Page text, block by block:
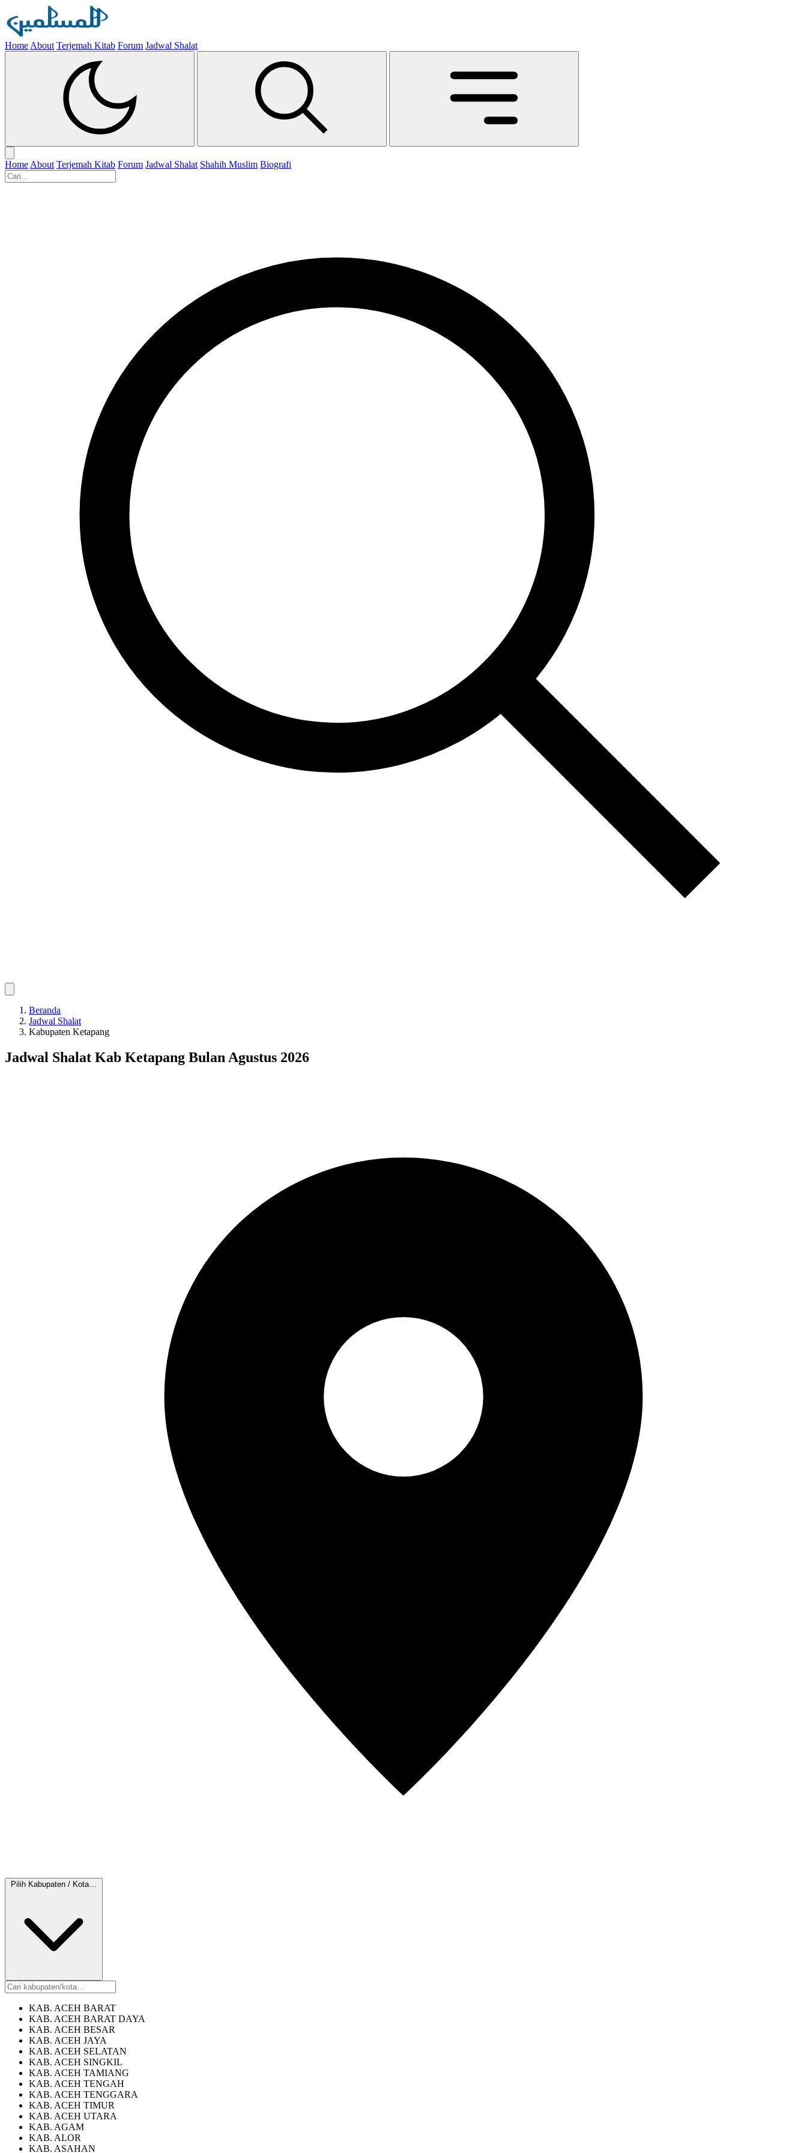
Home About Terjemah Kitab Forum Jadwal Shalat
Home About Terjemah Kitab Forum Jadwal Shalat Shahih Muslim Biografi
Beranda
Jadwal Shalat
Kabupaten Ketapang
Jadwal Shalat Kab Ketapang Bulan Agustus 2026
Pilih Kabupaten / Kota…
KAB. ACEH BARAT
KAB. ACEH BARAT DAYA
KAB. ACEH BESAR
KAB. ACEH JAYA
KAB. ACEH SELATAN
KAB. ACEH SINGKIL
KAB. ACEH TAMIANG
KAB. ACEH TENGAH
KAB. ACEH TENGGARA
KAB. ACEH TIMUR
KAB. ACEH UTARA
KAB. AGAM
KAB. ALOR
KAB. ASAHAN